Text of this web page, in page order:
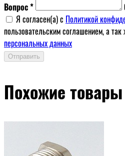
Вопрос *
Я согласен(a) с Политикой
пользовательским соглашением, а
персональных данных
Отправить
Похожие товары